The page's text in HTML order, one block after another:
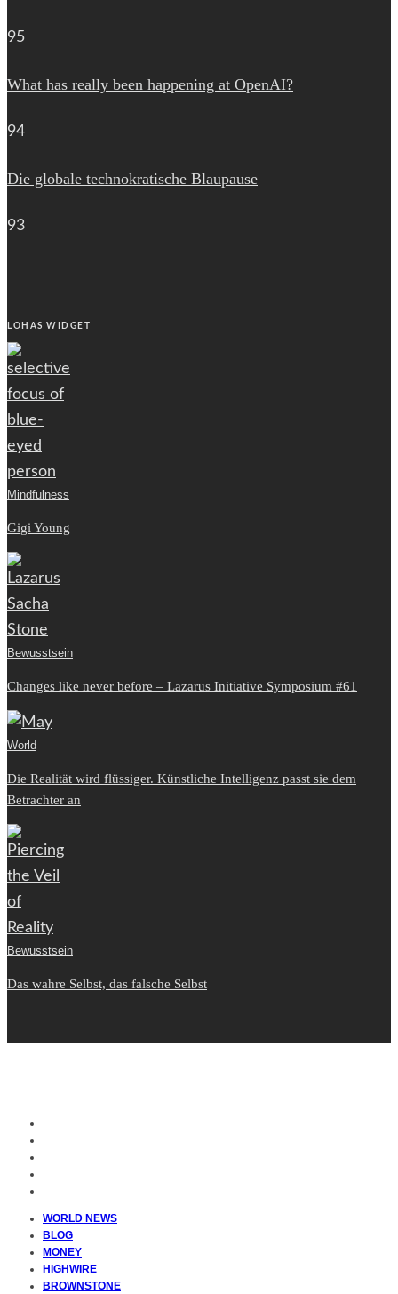
95
What has really been happening at OpenAI?
94
Die globale technokratische Blaupause
93
LOHAS WIDGET
Mindfulness
Gigi Young
Bewusstsein
Changes like never before – Lazarus Initiative Symposium #61
World
Die Realität wird flüssiger. Künstliche Intelligenz passt sie dem
Betrachter an
Bewusstsein
Das wahre Selbst, das falsche Selbst
WORLD NEWS
BLOG
MONEY
HIGHWIRE
BROWNSTONE